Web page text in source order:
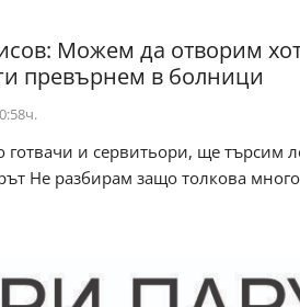
Можем да отворим
превърнем в болници
готвачи и сервитьори, ще търсим
Не разбирам защо толкова много